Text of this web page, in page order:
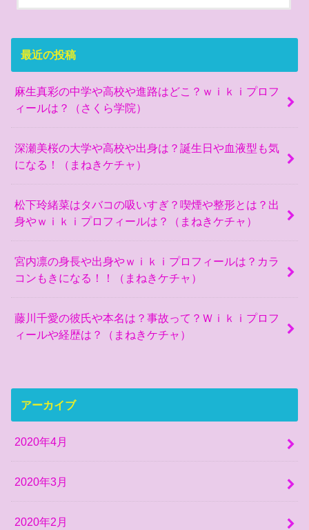
最近の投稿
麻生真彩の中学や高校や進路はどこ？ｗｉｋｉプロフ
ィールは？（さくら学院）
深瀬美桜の大学や高校や出身は？誕生日や血液型も気
になる！（まねきケチャ）
松下玲緒菜はタバコの吸いすぎ？喫煙や整形とは？出
身やｗｉｋｉプロフィールは？（まねきケチャ）
宮内凛の身長や出身やｗｉｋｉプロフィールは？カラ
コンもきになる！！（まねきケチャ）
藤川千愛の彼氏や本名は？事故って？Ｗｉｋｉプロフ
ィールや経歴は？（まねきケチャ）
アーカイブ
2020年4月
2020年3月
2020年2月